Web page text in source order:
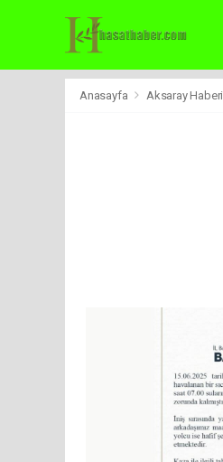
Anasayfa Aksaray Haberi